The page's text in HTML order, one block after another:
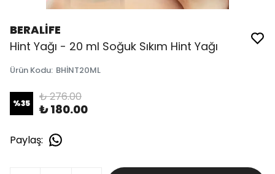
BERALİFE
Hint Yağı - 20 ml Soğuk Sıkım Hint Yağı
Ürün Kodu: BHİNT20ML
%35 ₺ 276.00
₺ 180.00
Paylaş: